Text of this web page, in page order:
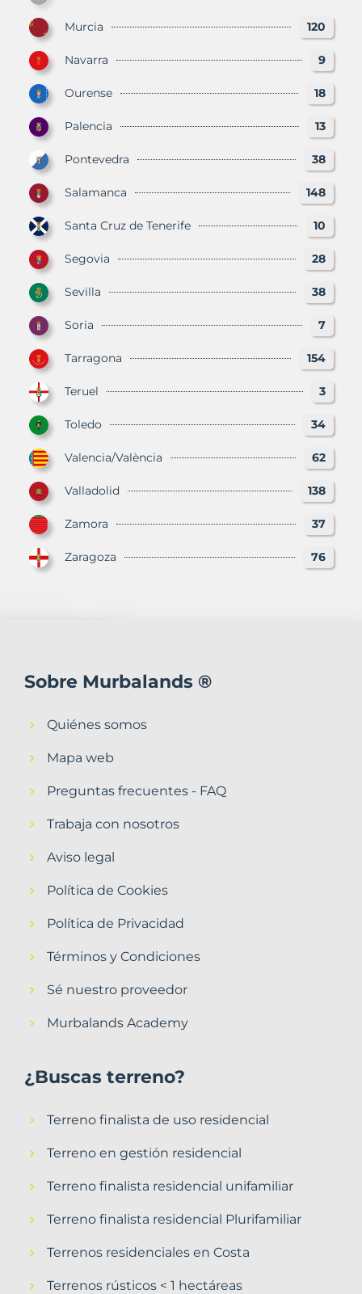
Murcia 120
Navarra 9
Ourense 18
Palencia 13
Pontevedra 38
Salamanca 148
Santa Cruz de Tenerife 10
Segovia 28
Sevilla 38
Soria 7
Tarragona 154
Teruel 3
Toledo 34
Valencia/València 62
Valladolid 138
Zamora 37
Zaragoza 76
Sobre Murbalands ®
Quiénes somos
Mapa web
Preguntas frecuentes - FAQ
Trabaja con nosotros
Aviso legal
Política de Cookies
Política de Privacidad
Términos y Condiciones
Sé nuestro proveedor
Murbalands Academy
¿Buscas terreno?
Terreno finalista de uso residencial
Terreno en gestión residencial
Terreno finalista residencial unifamiliar
Terreno finalista residencial Plurifamiliar
Terrenos residenciales en Costa
Terrenos rústicos < 1 hectáreas